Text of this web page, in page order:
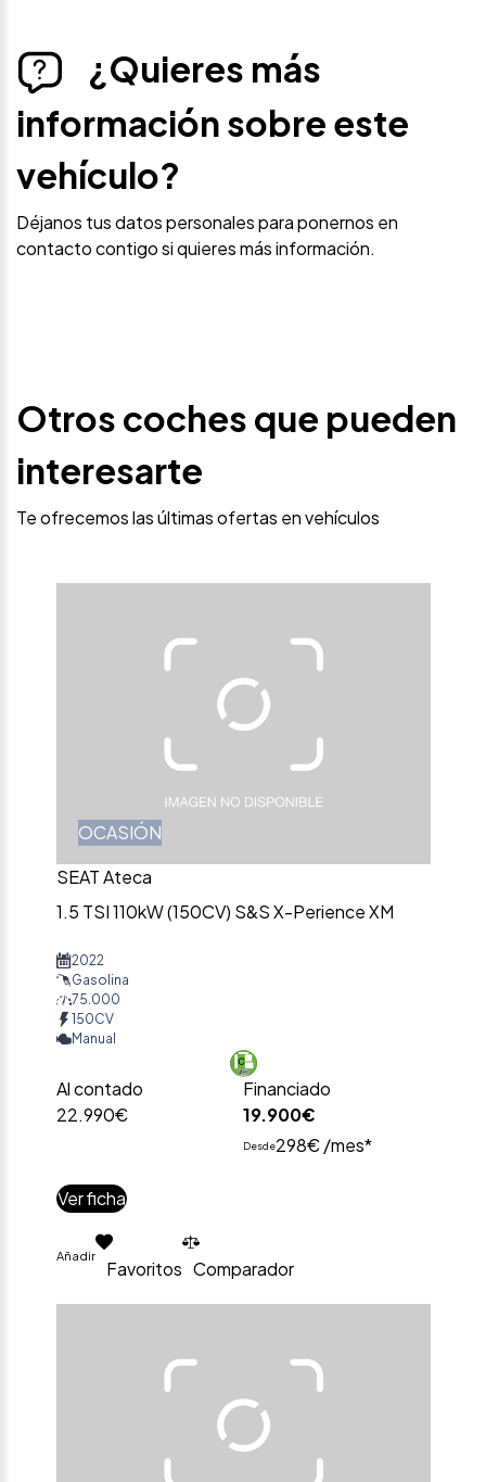
¿Quieres más
información sobre este
vehículo?
Déjanos tus datos personales para ponernos en
contacto contigo si quieres más información.
Otros coches que pueden
interesarte
Te ofrecemos las últimas ofertas en vehículos
OCASIÓN
SEAT Ateca
1.5 TSI 110kW (150CV) S&S X-Perience XM
2022
Gasolina
75.000
150CV
Manual
Al contado
22.990€
Financiado
19.900€
Desde298€ /mes*
Ver ficha
Añadir
Favoritos Comparador